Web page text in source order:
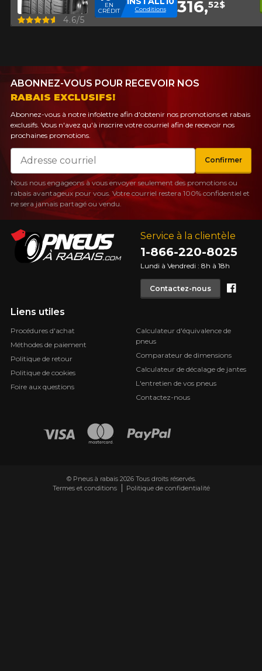
Aperçu 4.6/5
EN
CRÉDIT Conditions 316,52$
Service à la clientèle
1-866-220-8025
Lundi à Vendredi : 8h à 18h
Contactez-nous
Liens utiles
Procédures d'achat
Méthodes de paiement
Politique de retour
Politique de cookies
Foire aux questions
Calculateur d'équivalence de
pneus
Comparateur de dimensions
Calculateur de décalage de jantes
L'entretien de vos pneus
Contactez-nous
ABONNEZ-VOUS POUR RECEVOIR NOS
RABAIS EXCLUSIFS!
Abonnez-vous à notre infolettre afin d'obtenir nos promotions et rabais
exclusifs. Vous n'avez qu'à inscrire votre courriel afin de recevoir nos
prochaines promotions.
Courriel
Confirmer
Nous nous engageons à vous envoyer seulement des promotions ou
rabais avantageux pour vous. Votre courriel restera 100% confidentiel et
ne sera jamais partagé ou vendu.
© Pneus à rabais 2026 Tous droits réservés.
Termes et conditions
Politique de confidentialité